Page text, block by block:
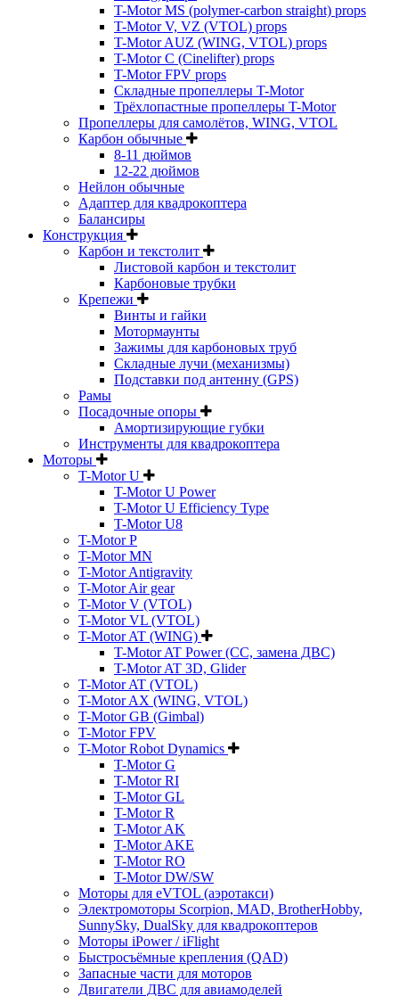
T-Motor MS (polymer-carbon straight) props
T-Motor V, VZ (VTOL) props
T-Motor AUZ (WING, VTOL) props
T-Motor C (Cinelifter) props
T-Motor FPV props
Складные пропеллеры T-Motor
Трёхлопастные пропеллеры T-Motor
Пропеллеры для самолётов, WING, VTOL
Карбон обычные
8-11 дюймов
12-22 дюймов
Нейлон обычные
Адаптер для квадрокоптера
Балансиры
Конструкция
Карбон и текстолит
Листовой карбон и текстолит
Карбоновые трубки
Крепежи
Винты и гайки
Мотормаунты
Зажимы для карбоновых труб
Складные лучи (механизмы)
Подставки под антенну (GPS)
Рамы
Посадочные опоры
Амортизирующие губки
Инструменты для квадрокоптера
Моторы
T-Motor U
T-Motor U Power
T-Motor U Efficiency Type
T-Motor U8
T-Motor P
T-Motor MN
T-Motor Antigravity
T-Motor Air gear
T-Motor V (VTOL)
T-Motor VL (VTOL)
T-Motor AT (WING)
T-Motor AT Power (CC, замена ДВС)
T-Motor AT 3D, Glider
T-Motor AT (VTOL)
T-Motor AX (WING, VTOL)
T-Motor GB (Gimbal)
T-Motor FPV
T-Motor Robot Dynamics
T-Motor G
T-Motor RI
T-Motor GL
T-Motor R
T-Motor AK
T-Motor AKE
T-Motor RO
T-Motor DW/SW
Моторы для eVTOL (аэротакси)
Электромоторы Scorpion, MAD, BrotherHobby,
SunnySky, DualSky для квадрокоптеров
Моторы iPower / iFlight
Быстросъёмные крепления (QAD)
Запасные части для моторов
Двигатели ДВС для авиамоделей